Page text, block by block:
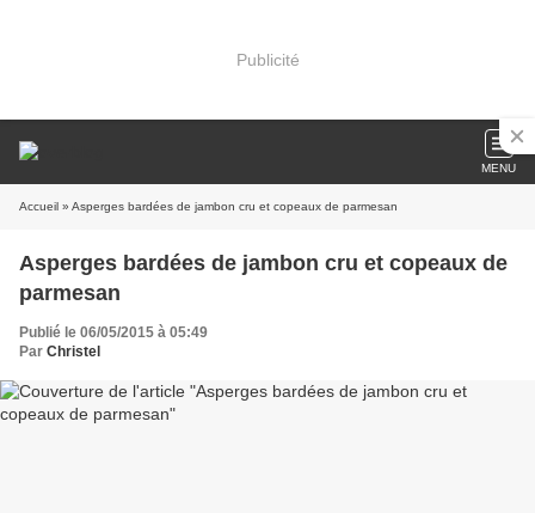
Publicité
MENU
Accueil » Asperges bardées de jambon cru et copeaux de parmesan
Asperges bardées de jambon cru et copeaux de
parmesan
Publié le 06/05/2015 à 05:49
Par Christel